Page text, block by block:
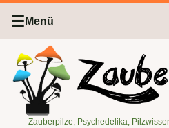
☰ Menü
Zauberpilze, Psychedelika,